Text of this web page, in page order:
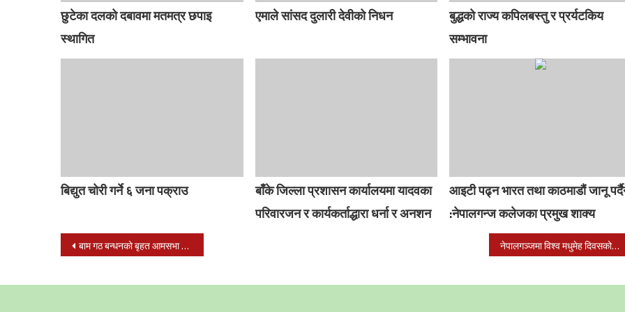
छुटेका दलको दबावमा मतमत्र छपाइ
स्थागित
एमाले सांसद दुलारी देवीको निधन
बुद्धको राज्य कपिलबस्तु र प्रर्यटकिय
सम्भावना
बिद्युत चोरी गर्ने ६ जना पक्राउ
बाँके जिल्ला प्रशासन कार्यालयमा यादवका
परिवारजन र कार्यकर्ताद्धारा धर्ना र अनशन
आइटी पढ्न भारत तथा काठमाडौं जानू
:नेपालगन्ज कलेजका प्रमुख शाक्य
Post
बाम गठ बन्धनको बृहत आमसभा बहादुर गंजमा सम्पन्न नेपालगञ्जमा विश्व मधुमेह दिवसको अवसरमा निशुल्क मधुमेह जाँच